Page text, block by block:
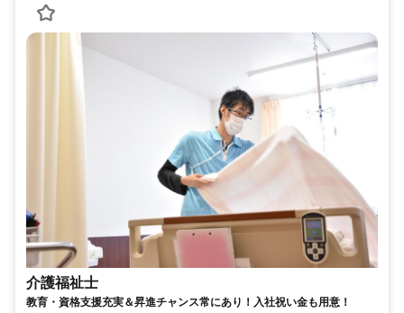
介護福祉士
教育・資格支援充実＆昇進チャンス常にあり！入社祝い金も用意！